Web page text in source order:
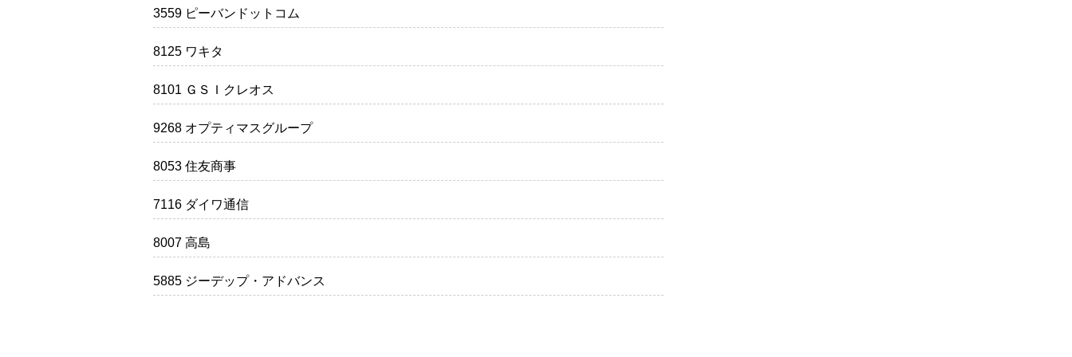
3559 ピーバンドットコム
8125 ワキタ
8101 ＧＳＩクレオス
9268 オプティマスグループ
8053 住友商事
7116 ダイワ通信
8007 高島
5885 ジーデップ・アドバンス